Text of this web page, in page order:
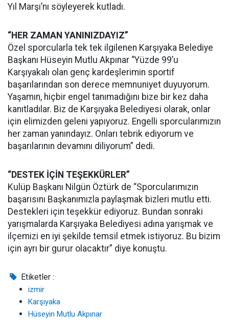
Yıl Marşı’nı söyleyerek kutladı.
“HER ZAMAN YANINIZDAYIZ”
Özel sporcularla tek tek ilgilenen Karşıyaka Belediye
Başkanı Hüseyin Mutlu Akpınar “Yüzde 99’u
Karşıyakalı olan genç kardeşlerimin sportif
başarılarından son derece memnuniyet duyuyorum.
Yaşamın, hiçbir engel tanımadığını bize bir kez daha
kanıtladılar. Biz de Karşıyaka Belediyesi olarak, onlar
için elimizden geleni yapıyoruz. Engelli sporcularımızın
her zaman yanındayız. Onları tebrik ediyorum ve
başarılarının devamını diliyorum” dedi.
“DESTEK İÇİN TEŞEKKÜRLER”
Kulüp Başkanı Nilgün Öztürk de “Sporcularımızın
başarısını Başkanımızla paylaşmak bizleri mutlu etti.
Destekleri için teşekkür ediyoruz. Bundan sonraki
yarışmalarda Karşıyaka Belediyesi adına yarışmak ve
ilçemizi en iyi şekilde temsil etmek istiyoruz. Bu bizim
için ayrı bir gurur olacaktır” diye konuştu.
Etiketler :
izmir
Karşıyaka
Hüseyin Mutlu Akpınar